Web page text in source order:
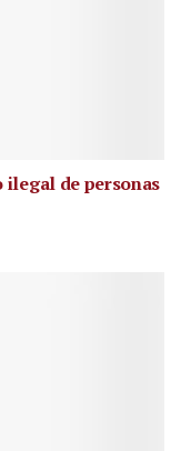
ilegal de personas